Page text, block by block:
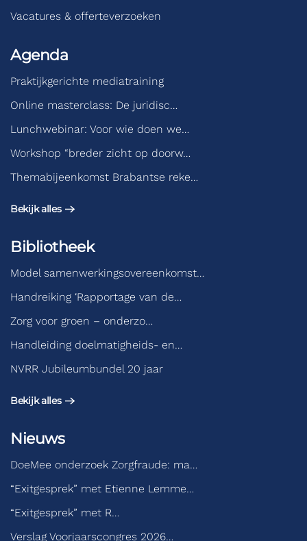
Vacatures & offerteverzoeken
Agenda
Praktijkgerichte mediatraining
Online masterclass: De juridisc…
Lunchwebinar: Voor wie doen we…
Workshop “breder zicht op doorw…
Themabijeenkomst Brabantse reke…
Bekijk alles
Bibliotheek
Model samenwerkingsovereenkomst…
Handreiking ‘Rapportage van de…
Zorg voor groen – onderzo…
Handleiding doelmatigheids- en…
NVRR Jubileumbundel 20 jaar
Bekijk alles
Nieuws
DoeMee onderzoek Zorgfraude: ma…
“Exitgesprek” met Etienne Lemme…
“Exitgesprek” met R…
Verslag Voorjaarscongres 2026…